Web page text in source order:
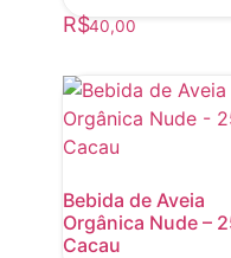
R$40,00
Bebida de Aveia
Orgânica Nude –
Cacau